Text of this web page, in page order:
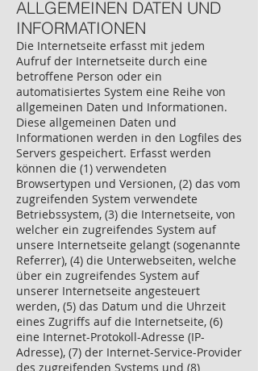
ALLGEMEINEN DATEN UND
INFORMATIONEN
Die Internetseite erfasst mit jedem
Aufruf der Internetseite durch eine
betroffene Person oder ein
automatisiertes System eine Reihe von
allgemeinen Daten und Informationen.
Diese allgemeinen Daten und
Informationen werden in den Logfiles des
Servers gespeichert. Erfasst werden
können die (1) verwendeten
Browsertypen und Versionen, (2) das vom
zugreifenden System verwendete
Betriebssystem, (3) die Internetseite, von
welcher ein zugreifendes System auf
unsere Internetseite gelangt (sogenannte
Referrer), (4) die Unterwebseiten, welche
über ein zugreifendes System auf
unserer Internetseite angesteuert
werden, (5) das Datum und die Uhrzeit
eines Zugriffs auf die Internetseite, (6)
eine Internet-Protokoll-Adresse (IP-
Adresse), (7) der Internet-Service-Provider
des zugreifenden Systems und (8)